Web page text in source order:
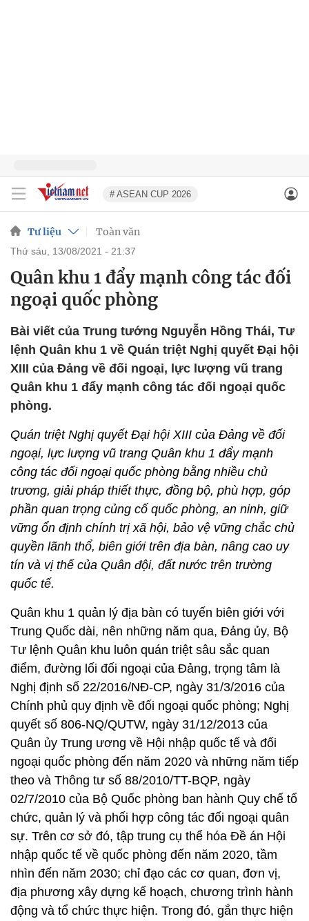
# ASEAN CUP 2026
Tư liệu Toàn văn
thứ sáu, 13/08/2021 - 21:37
Quân khu 1 đẩy mạnh công tác đối
ngoại quốc phòng
Bài viết của Trung tướng Nguyễn Hồng Thái, Tư
lệnh Quân khu 1 về Quán triệt Nghị quyết Đại hội
XIII của Đảng về đối ngoại, lực lượng vũ trang
Quân khu 1 đẩy mạnh công tác đối ngoại quốc
phòng.
Quán triệt Nghị quyết Đại hội XIII của Đảng về đối
ngoại, lực lượng vũ trang Quân khu 1 đẩy mạnh
công tác đối ngoại quốc phòng bằng nhiều chủ
trương, giải pháp thiết thực, đồng bộ, phù hợp, góp
phần quan trọng củng cố quốc phòng, an ninh, giữ
vững ổn định chính trị xã hội, bảo vệ vững chắc chủ
quyền lãnh thổ, biên giới trên địa bàn, nâng cao uy
tín và vị thế của Quân đội, đất nước trên trường
quốc tế.
Quân khu 1 quản lý địa bàn có tuyến biên giới với
Trung Quốc dài, nên những năm qua, Đảng ủy, Bộ
Tư lệnh Quân khu luôn quán triệt sâu sắc quan
điểm, đường lối đối ngoại của Đảng, trọng tâm là
Nghị định số 22/2016/NĐ-CP, ngày 31/3/2016 của
Chính phủ quy định về đối ngoại quốc phòng; Nghị
quyết số 806-NQ/QUTW, ngày 31/12/2013 của
Quân ủy Trung ương về Hội nhập quốc tế và đối
ngoại quốc phòng đến năm 2020 và những năm tiếp
theo và Thông tư số 88/2010/TT-BQP, ngày
02/7/2010 của Bộ Quốc phòng ban hành Quy chế tổ
chức, quản lý và phối hợp công tác đối ngoại quân
sự. Trên cơ sở đó, tập trung cụ thể hóa Đề án Hội
nhập quốc tế về quốc phòng đến năm 2020, tầm
nhìn đến năm 2030; chỉ đạo các cơ quan, đơn vị,
địa phương xây dựng kế hoạch, chương trình hành
động và tổ chức thực hiện. Trong đó, gắn thực hiện